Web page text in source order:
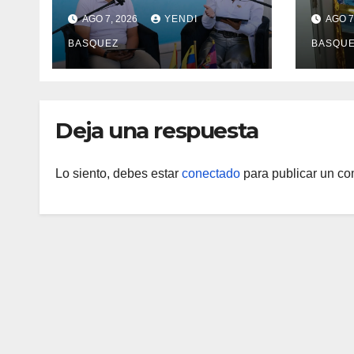
salud en Aragua con la
reinauguración del CDI
La Mora
AGO 7, 2026 YENDI
BASQUEZ
II AGO
Deja una respuesta
Lo siento, debes estar conectado para publicar un